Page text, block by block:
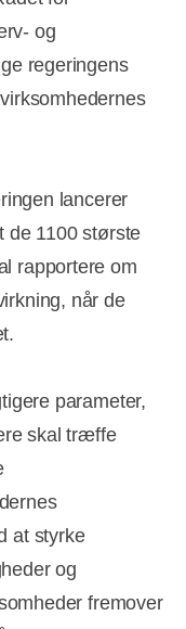
og
regeringens
lancerer
de 1100 største
rapportere om
når de
parameter,
skal træffe
at styrke
og
fremover